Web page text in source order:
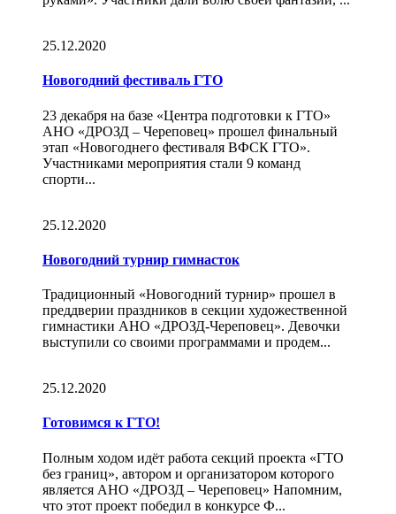
25.12.2020
Новогодний фестиваль ГТО
23 декабря на базе «Центра подготовки к ГТО»
АНО «ДРОЗД – Череповец» прошел финальный
этап «Новогоднего фестиваля ВФСК ГТО».
Участниками мероприятия стали 9 команд
спорти...
25.12.2020
Новогодний турнир гимнасток
Традиционный «Новогодний турнир» прошел в
преддверии праздников в секции художественной
гимнастики АНО «ДРОЗД-Череповец». Девочки
выступили со своими программами и продем...
25.12.2020
Готовимся к ГТО!
Полным ходом идёт работа секций проекта «ГТО
без границ», автором и организатором которого
является АНО «ДРОЗД – Череповец» Напомним,
что этот проект победил в конкурсе Ф...